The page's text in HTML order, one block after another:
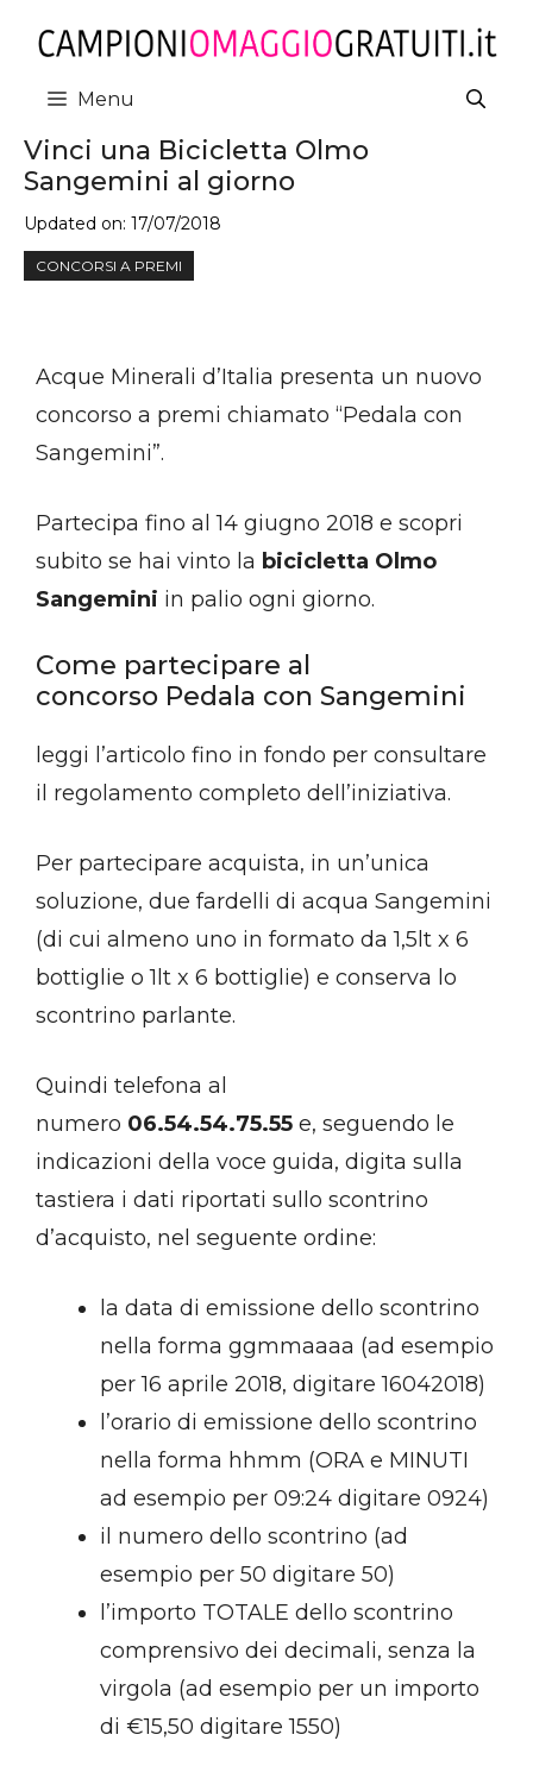
contenuto
Menu
Vinci una Bicicletta Olmo
Sangemini al giorno
Updated on: 17/07/2018
CONCORSI A PREMI
Acque Minerali d’Italia presenta un nuovo
concorso a premi chiamato “Pedala con
Sangemini”.
Partecipa fino al 14 giugno 2018 e scopri
subito se hai vinto la bicicletta Olmo
Sangemini in palio ogni giorno.
Come partecipare al
concorso Pedala con Sangemini
leggi l’articolo fino in fondo per consultare
il regolamento completo dell’iniziativa.
Per partecipare acquista, in un’unica
soluzione, due fardelli di acqua Sangemini
(di cui almeno uno in formato da 1,5lt x 6
bottiglie o 1lt x 6 bottiglie) e conserva lo
scontrino parlante.
Quindi telefona al
numero 06.54.54.75.55 e, seguendo le
indicazioni della voce guida, digita sulla
tastiera i dati riportati sullo scontrino
d’acquisto, nel seguente ordine:
la data di emissione dello scontrino
nella forma ggmmaaaa (ad esempio
per 16 aprile 2018, digitare 16042018)
l’orario di emissione dello scontrino
nella forma hhmm (ORA e MINUTI
ad esempio per 09:24 digitare 0924)
il numero dello scontrino (ad
esempio per 50 digitare 50)
l’importo TOTALE dello scontrino
comprensivo dei decimali, senza la
virgola (ad esempio per un importo
di €15,50 digitare 1550)